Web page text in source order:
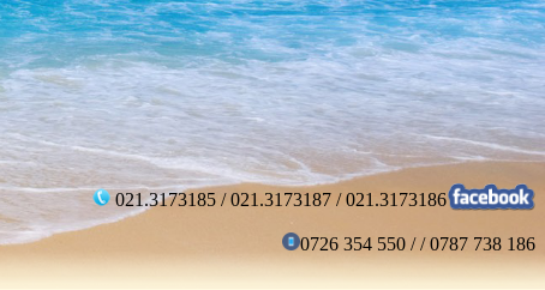
021.3173185 / 021.3173187 / 021.3173186
0726 354 550 / / 0787 738 186